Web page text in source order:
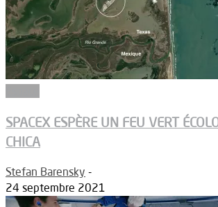
SPACEX ESPÈRE UN FEU VERT
CHICA
Stefan Barensky -
24 septembre 2021